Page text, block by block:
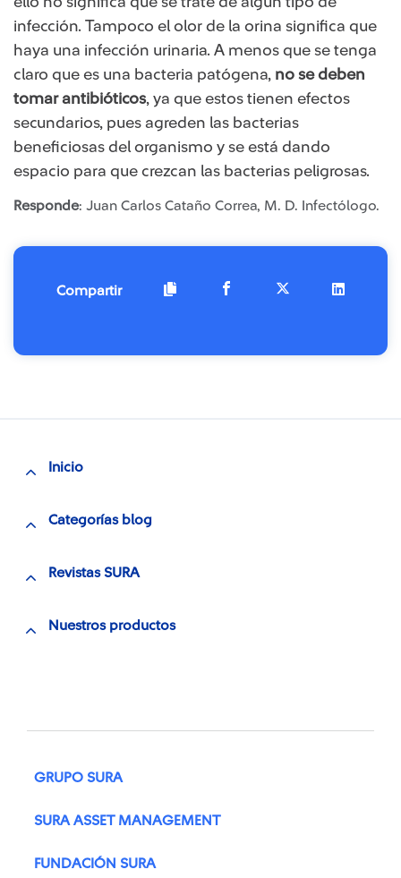
infección. Tampoco el olor de la orina significa que
haya una infección urinaria. A menos que se tenga
claro que es una bacteria patógena, no se deben
tomar antibióticos, ya que estos tienen efectos
secundarios, pues agreden las bacterias
beneficiosas del organismo y se está dando
espacio para que crezcan las bacterias peligrosas.
Responde: Juan Carlos Cataño Correa, M. D. Infectólogo.
Compartir
Inicio
Categorías blog
Revistas SURA
Nuestros productos
GRUPO SURA
SURA ASSET MANAGEMENT
FUNDACIÓN SURA